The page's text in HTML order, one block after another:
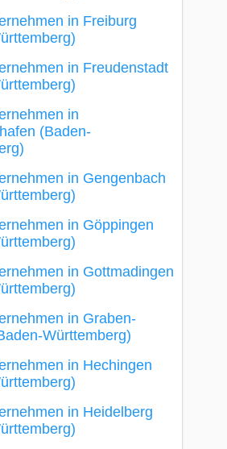
in Freiburg
in Freudenstadt
in
(Baden-
in Gengenbach
in Göppingen
in Gottmadingen
in Graben-
Württemberg)
in Hechingen
in Heidelberg